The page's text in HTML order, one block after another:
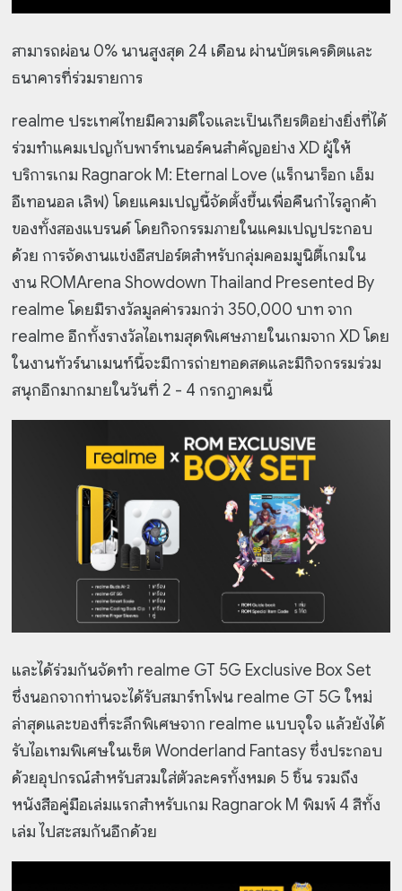
สามารถผ่อน 0% นานสูงสุด 24 เดือน ผ่านบัตรเครดิตและ
ธนาคารที่ร่วมรายการ
realme ประเทศไทยมีความดีใจและเป็นเกียรติอย่างยิ่งที่ได้
ร่วมทำแคมเปญกับพาร์ทเนอร์คนสำคัญอย่าง XD ผู้ให้
บริการเกม Ragnarok M: Eternal Love (แร็กนาร็อก เอ็ม
อีเทอนอล เลิฟ) โดยแคมเปญนี้จัดตั้งขึ้นเพื่อคืนกำไรลูกค้า
ของทั้งสองแบรนด์ โดยกิจกรรมภายในแคมเปญประกอบ
ด้วย การจัดงานแข่งอีสปอร์ตสำหรับกลุ่มคอมมูนิตี้เกมใน
งาน ROMArena Showdown Thailand Presented By
realme โดยมีรางวัลมูลค่ารวมกว่า 350,000 บาท จาก
realme อีกทั้งรางวัลไอเทมสุดพิเศษภายในเกมจาก XD โดย
ในงานทัวร์นาเมนท์นี้จะมีการถ่ายทอดสดและมีกิจกรรมร่วม
สนุกอีกมากมายในวันที่ 2 - 4 กรกฎาคมนี้
และได้ร่วมกันจัดทำ realme GT 5G Exclusive Box Set
ซึ่งนอกจากท่านจะได้รับสมาร์ทโฟน realme GT 5G ใหม่
ล่าสุดและของที่ระลึกพิเศษจาก realme แบบจุใจ แล้วยังได้
รับไอเทมพิเศษในเซ็ต Wonderland Fantasy ซึ่งประกอบ
ด้วยอุปกรณ์สำหรับสวมใส่ตัวละครทั้งหมด 5 ชิ้น รวมถึง
หนังสือคู่มือเล่มแรกสำหรับเกม Ragnarok M พิมพ์ 4 สีทั้ง
เล่ม ไปสะสมกันอีกด้วย